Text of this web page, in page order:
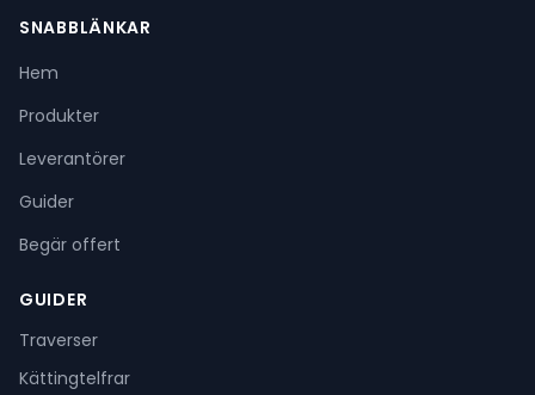
SNABBLÄNKAR
Hem
Produkter
Leverantörer
Guider
Begär offert
GUIDER
Traverser
Kättingtelfrar